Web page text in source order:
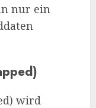
nur ein
wird